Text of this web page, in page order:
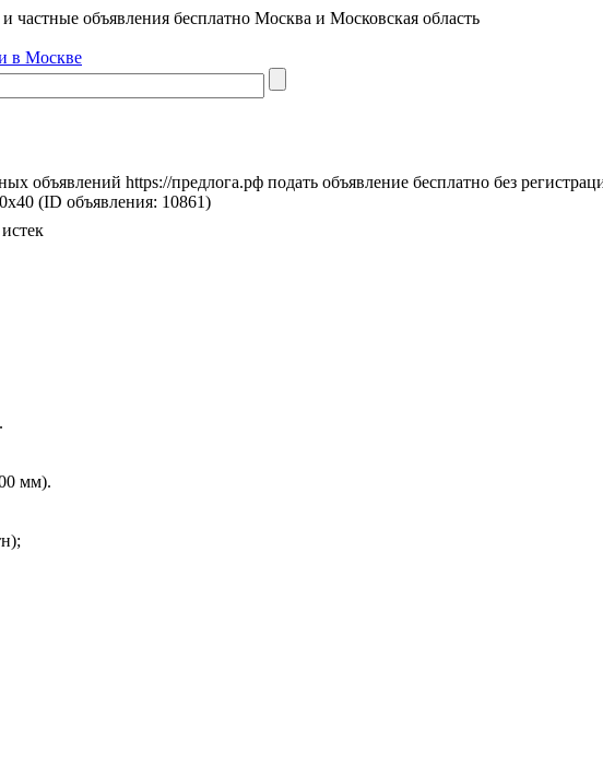
частные объявления бесплатно Москва и Московская область
объявлений https://предлога.рф подать объявление бесплатно без
(ID объявления: 10861)
мм).